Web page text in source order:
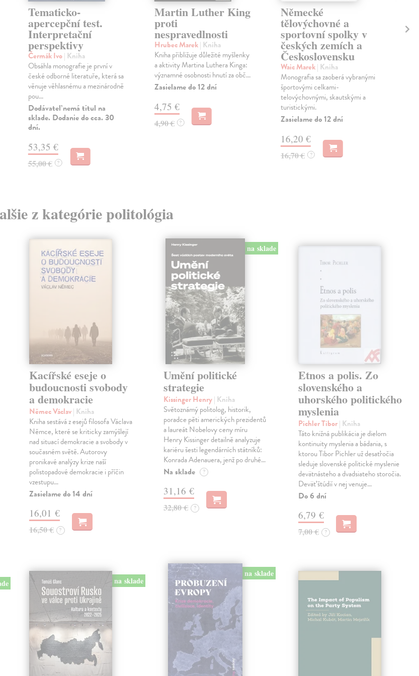
Tematicko-
apercepční test.
Interpretační
perspektivy
Čermák Ivo| Kniha
Obsáhla monografie je první v
české odborné literatuře, která sa
věnuje věhlasnému a mezinárodně
pou...
Dodávateľ nemá titul na
sklade. Dodanie do cca. 30
dní.
53,35 €
55,00 € ?
Martin Luther King
proti
nespravedlnosti
Hrubec Marek| Kniha
Kniha přibližuje důležité myšlenky
a aktivity Martina Luthera Kinga:
významné osobnosti hnutí za obč...
Zasielame do 12 dní
4,75 €
4,90 € ?
Německé
tělovýchovné a
sportovní spolky v
českých zemích a
Československu
Waic Marek| Kniha
Monografia sa zaoberá vybranými
športovými celkami-
telovýchovnými, skautskými a
turistickými.
Zasielame do 12 dní
16,20 €
16,70 € ?
z kategórie politológia
Kacířské eseje o
budoucnosti svobody
a demokracie
Němec Václav| Kniha
Kniha sestává z esejů filosofa Václava
Němce, které se kriticky zamýšlejí
nad situací demokracie a svobody v
současném světě. Autorovy
pronikavé analýzy krize naší
polistopadové demokracie i příčin
vzestupu…
Zasielame do 14 dní
16,01 €
16,50 € ?
na sklade
Umění politické
strategie
Kissinger Henry| Kniha
Světoznámý politolog, historik,
poradce pěti amerických prezidentů
a laureát Nobelovy ceny míru
Henry Kissinger detailně analyzuje
kariéru šesti legendárních státníků:
Konrada Adenauera, jenž po druhé…
Na sklade ?
31,16 €
32,80 € ?
Etnos a polis. Zo
slovenského a
uhorského politického
myslenia
Pichler Tibor| Kniha
Táto knižná publikácia je dielom
kontinuity myslenia a bádania, s
ktorou Tibor Pichler už desaťročia
sleduje slovenské politické myslenie
devätnásteho a dvadsiateho storočia.
Deväť štúdií v nej venuje…
Do 6 dní
6,79 €
7,00 € ?
na sklade
na sklade